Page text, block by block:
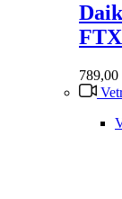
789,00